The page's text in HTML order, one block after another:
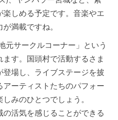
しめる予定です。音楽やエ
満載ですね。
元サークルコーナー」という
す。国頭村で活動するさま
場し、ライブステージを披
ーティストたちのパフォー
みのひとつでしょう。
活気を感じることができる